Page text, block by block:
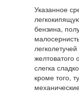
Указанное
бензина,
желтоватого
слегка
кроме того,